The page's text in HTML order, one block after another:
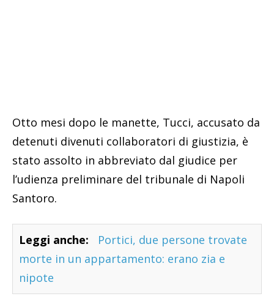
Otto mesi dopo le manette, Tucci, accusato da
detenuti divenuti collaboratori di giustizia, è
stato assolto in abbreviato dal giudice per
l’udienza preliminare del tribunale di Napoli
Santoro.
Leggi anche:
Portici, due persone trovate
morte in un appartamento: erano zia e
nipote